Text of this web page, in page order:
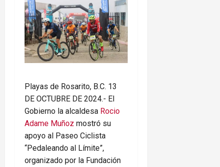
Playas de Rosarito, B.C. 13
DE OCTUBRE DE 2024.- El
Gobierno la alcaldesa Rocio
Adame Muñoz mostró su
apoyo al Paseo Ciclista
“Pedaleando al Límite”,
organizado por la Fundación